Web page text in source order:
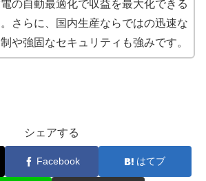
の自動最適化で収益を最大化できる
さらに、国内生産ならではの迅速な
や強固なセキュリティも強みです。
シェアする
Facebook はてブ